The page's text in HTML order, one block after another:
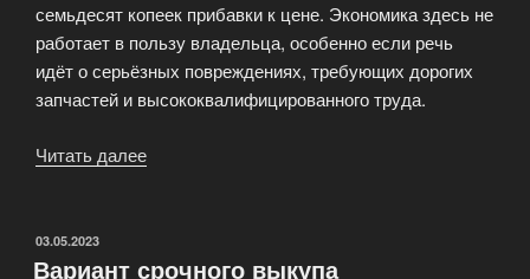
семьдесят копеек прибавки к цене. Экономика здесь не
работает в пользу владельца, особенно если речь
идёт о серьёзных повреждениях, требующих дорогих
запчастей и высококвалифицированного труда.
Читать далее
авто
ОПУБЛИКОВАНО
03.05.2023
Вариант срочного выкупа